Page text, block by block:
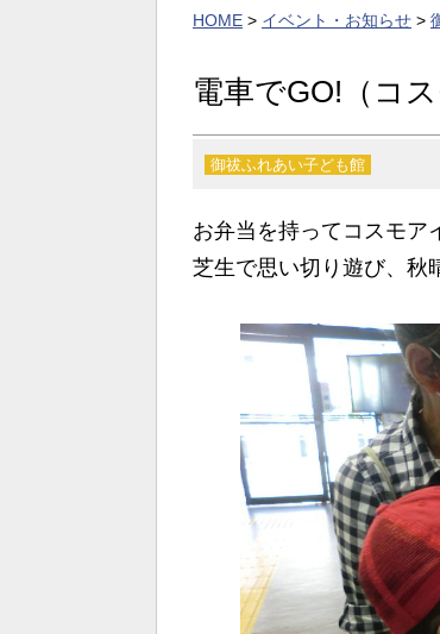
HOME > イベント・お知らせ >
電車でGO!（コ
御祓ふれあい子ども館
お弁当を持ってコスモア
芝生で思い切り遊び、秋